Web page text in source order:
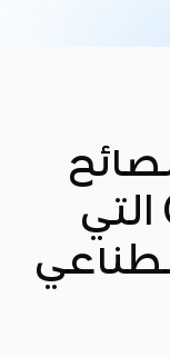
من هواتف OPPO التي